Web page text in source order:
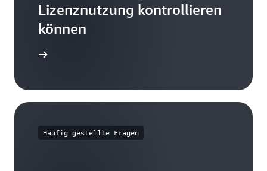
Lizenznutzung kontrollieren
können
Häufig gestellte Fragen